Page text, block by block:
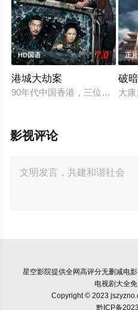
HD国语 7.0
港城大劫案
90年代中国香港，三位深陷生
正片
破暗
大
影视评论
星空影院提供全网高评分无删减电
电视剧大全
Copyright © 2023
黔ICP备